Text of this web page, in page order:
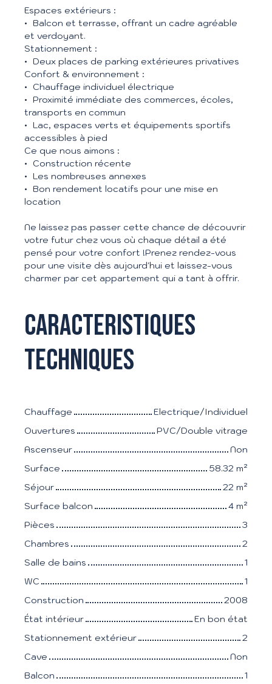
Espaces extérieurs :
Balcon et terrasse, offrant un cadre agréable
et verdoyant.
Stationnement :
Deux places de parking extérieures privatives
Confort & environnement :
Chauffage individuel électrique
Proximité immédiate des commerces, écoles,
transports en commun
Lac, espaces verts et équipements sportifs
accessibles à pied
Ce que nous aimons :
Construction récente
Les nombreuses annexes
Bon rendement locatifs pour une mise en
location
Ne laissez pas passer cette chance de découvrir
votre futur chez vous où chaque détail a été
pensé pour votre confort !Prenez rendez-vous
pour une visite dès aujourd'hui et laissez-vous
charmer par cet appartement qui a tant à offrir.
Caracteristiques
techniques
Chauffage
Electrique/Individuel
Ouvertures
PVC/Double vitrage
Ascenseur
Non
Surface
58.32 m²
Séjour
22 m²
Surface balcon
4 m²
Pièces
3
Chambres
2
Salle de bains
1
WC
1
Construction
2008
État intérieur
En bon état
Stationnement extérieur
2
Cave
Non
Balcon
1